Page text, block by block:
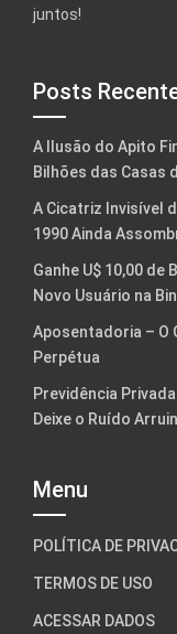
juntos!
Posts
A Ilusão do Apito
Bilhões das Casas
A Cicatriz Invisível
1990 Ainda
Ganhe U$ 10,00 de
Novo Usuário na
Aposentadoria – O
Perpétua
Previdência
Deixe o Ruído
Menu
POLÍTICA DE
TERMOS DE USO
ACESSAR DADOS